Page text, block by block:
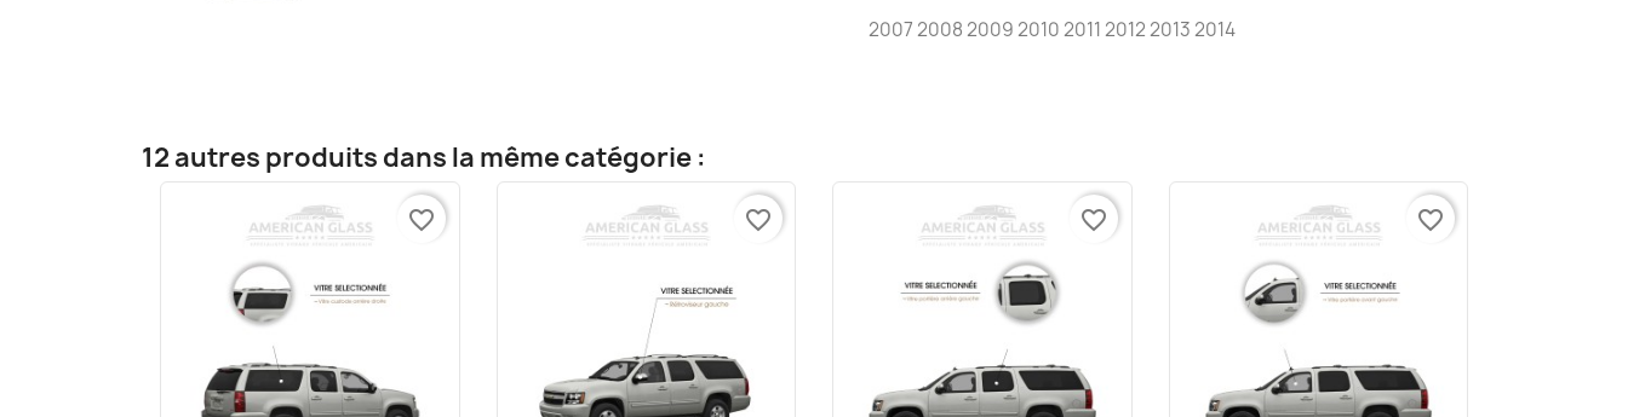
2007 2008 2009 2010 2011 2012 2013 2014
12 autres produits dans la même catégorie :
favorite_border favorite_border favorite_border favorite_border